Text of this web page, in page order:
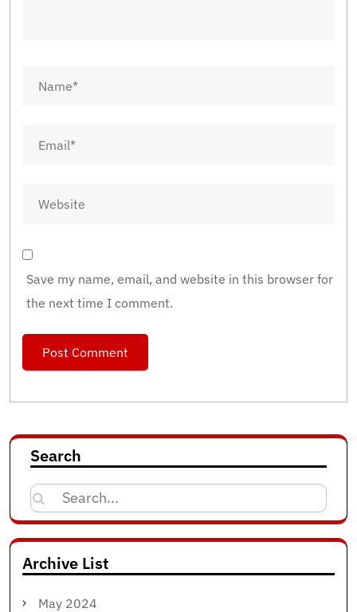
Save my name, email, and website in this browser for
the next time I comment.
Search
Search
for:
Archive List
May 2024